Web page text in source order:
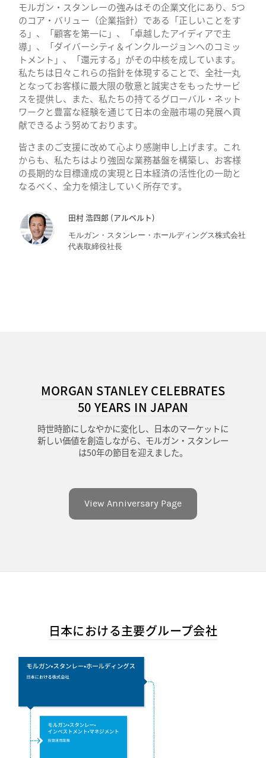
モルガン・スタンレーの強みはその企業文化にあり、5つ
のコア・バリュー（企業指針）である「正しいことをす
る」、「顧客を第一に」、「卓越したアイディアで主
導」、「ダイバーシティ＆インクルージョンへのコミッ
トメント」、「還元する」がその中核を成しています。
私たちは日々これらの指針を体現することで、全社一丸
となってお客様に最大限の敬意と誠実さをもったサービ
スを提供し、また、私たちの持てるグローバル・ネット
ワークと豊富な経験を通じて日本の金融市場の発展へ貢
献できるよう努めております。
皆さまのご支援に改めて心より感謝申し上げます。これ
からも、私たちはより強固な業務基盤を構築し、お客様
の長期的な目標達成の実現と日本経済の活性化の一助と
なるべく、全力を傾注していく所存です。
田村 浩四郎 (アルベルト)
モルガン・スタンレー・ホールディングス株式会社
代表取締役社長
MORGAN STANLEY CELEBRATES
50 YEARS IN JAPAN
時世時節にしなやかに変化し、日本のマーケットに
新しい価値を創造しながら、モルガン・スタンレー
は50年の節目を迎えました。
View Anniversary Page
日本における主要グループ会社